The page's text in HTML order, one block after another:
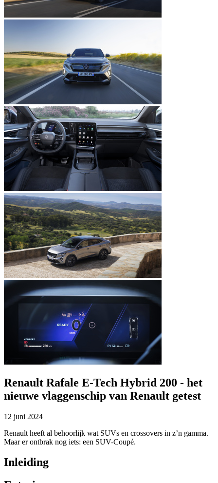
Renault Rafale E-Tech Hybrid 200 - het
nieuwe vlaggenschip van Renault getest
12 juni 2024
​Renault heeft al behoorlijk wat SUVs en crossovers in z’n gamma.
Maar er ontbrak nog iets: een SUV-Coupé.
Inleiding